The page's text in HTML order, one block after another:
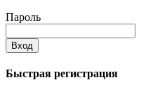
Пароль
Вход
Быстрая регистрация